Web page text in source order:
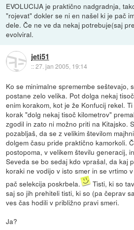
EVOLUCIJA je praktično nadgradnja,
"rojevat" dokler se ni en našel ki je pač
dele. Če ne ve da nekaj potrebuje(saj
evolviral.
jeti51
::27. jan 2005, 19:14
Ko se minimalne spremembe seštevajo,
postane zelo velika. Pot dolga nekaj
enim korakom, kot je že Konfucij rekel.
korak "dolg nekaj tisoč kilometrov"
zgodil in zato ni možno priti na Kitajsko.
pozabljaš, da se z velikim številom
dolgem času pride praktično kamorkoli.
postopoma, v velikem številu generacij,
Seveda se bo sedaj kdo vprašal, da kaj
koraki ne vodijo v isto smer in se vrtimo
pač selekcija poskrbela.
Tisti, ki so
saj so jih prehiteli tisti, ki so (pa čeprav
ves čas hodili v približno pravi smeri.
Ja?